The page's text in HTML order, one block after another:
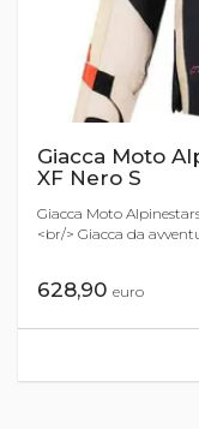
Giacca Moto
XF Nero S
Giacca Moto
<br/> Giacca da
628,90 euro